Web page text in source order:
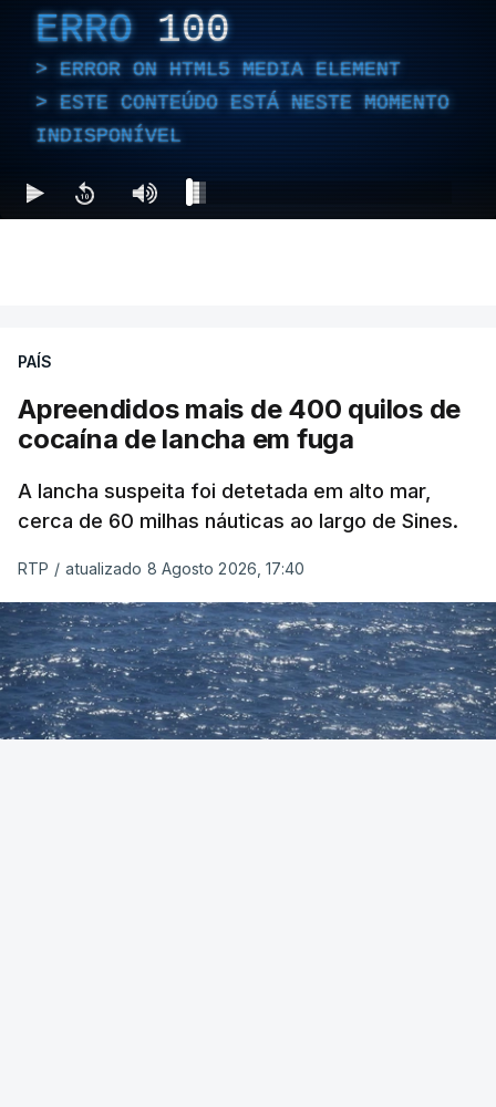
ERRO 100
ERROR ON HTML5 MEDIA ELEMENT
ESTE CONTEÚDO ESTÁ NESTE MOMENTO
INDISPONÍVEL
PAÍS
Apreendidos mais de 400 quilos de
cocaína de lancha em fuga
A lancha suspeita foi detetada em alto mar,
cerca de 60 milhas náuticas ao largo de Sines.
RTP / atualizado 8 Agosto 2026, 17:40